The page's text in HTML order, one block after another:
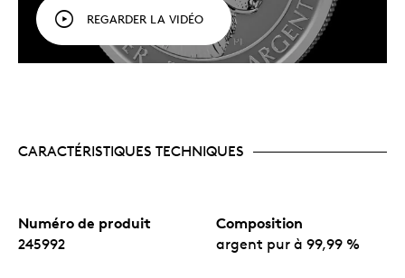
nombre « 24 » (visible à la loupe) marquant
l’année d’émission.
Une acquisition alléchante pour les nouveaux
acheteurs de métaux précieux comme pour les
REGARDER LA VIDÉO
CARACTÉRISTIQUES TECHNIQUES
Numéro de produit
245992
Composition
argent pur à 99,99 %